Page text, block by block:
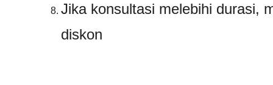
Jika konsultasi melebihi durasi,
diskon